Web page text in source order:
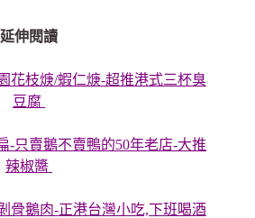
延伸閱讀
花枝焿/蝦仁焿-超推港式三杯臭
豆腐
-只賣鵝不賣鴨的50年老店-大推
辣椒醬
骨鵝肉-正港台灣小吃,下班喝酒